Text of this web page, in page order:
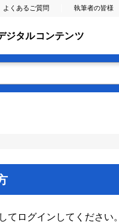
よくあるご質問 執筆者の皆様
ジタルコンテンツ
てログインしてください。